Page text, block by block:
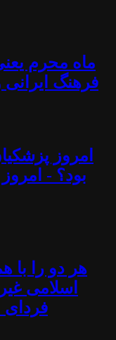
ماه محرم
فرهنگ ایرانی
امروز
بود؟ -
اسلامی
فردای